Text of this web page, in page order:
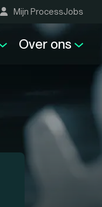
Mijn ProcessJobs
Over ons